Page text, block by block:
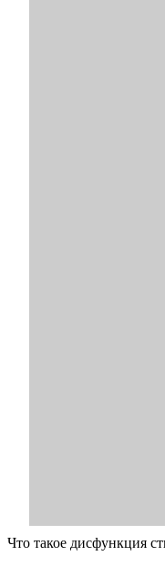
Что такое дисфункция